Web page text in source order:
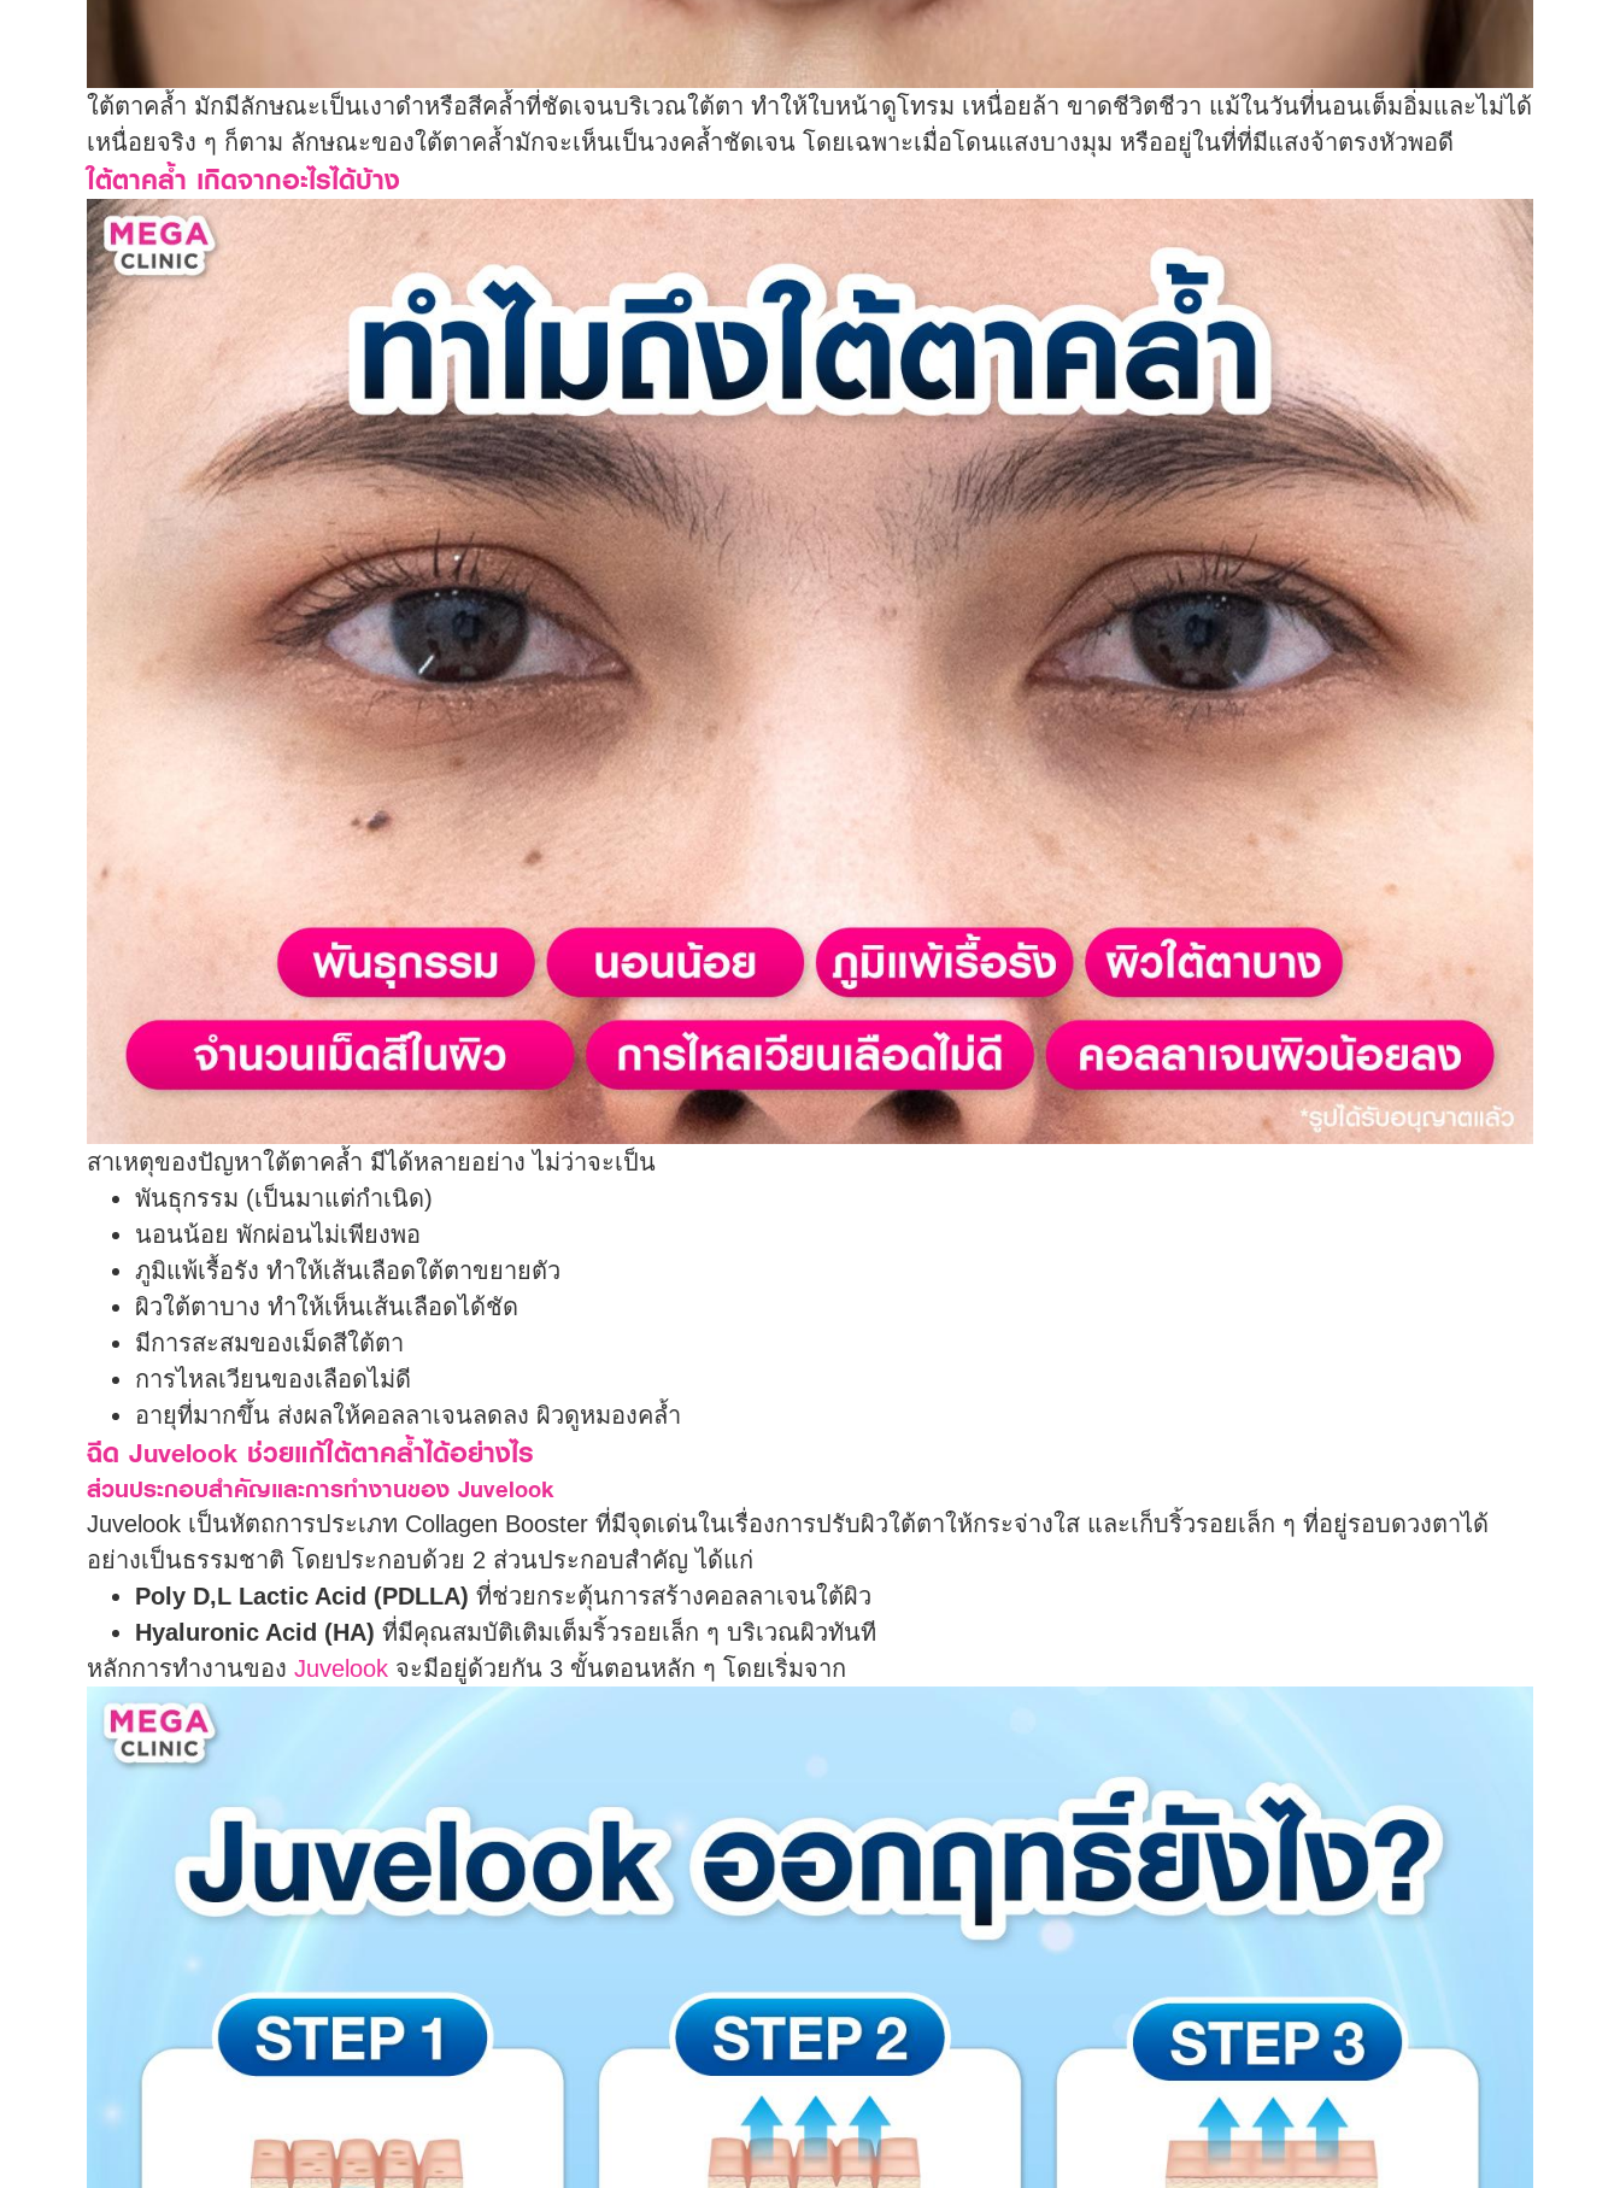
ใต้ตาคล้ำ มักมีลักษณะเป็นเงาดำหรือสีคล้ำที่ชัดเจนบริเวณใต้ตา ทำให้ใบหน้าดูโทรม เหนื่อยล้า ขาดชีวิตชีวา แม้ในวันที่นอนเต็มอิ่มและไม่ได้
เหนื่อยจริง ๆ ก็ตาม ลักษณะของใต้ตาคล้ำมักจะเห็นเป็นวงคล้ำชัดเจน โดยเฉพาะเมื่อโดนแสงบางมุม หรืออยู่ในที่ที่มีแสงจ้าตรงหัวพอดี
ใต้ตาคล้ำ เกิดจากอะไรได้บ้าง
สาเหตุของปัญหาใต้ตาคล้ำ มีได้หลายอย่าง ไม่ว่าจะเป็น
พันธุกรรม (เป็นมาแต่กำเนิด)
นอนน้อย พักผ่อนไม่เพียงพอ
ภูมิแพ้เรื้อรัง ทำให้เส้นเลือดใต้ตาขยายตัว
ผิวใต้ตาบาง ทำให้เห็นเส้นเลือดได้ชัด
มีการสะสมของเม็ดสีใต้ตา
การไหลเวียนของเลือดไม่ดี
อายุที่มากขึ้น ส่งผลให้คอลลาเจนลดลง ผิวดูหมองคล้ำ
ฉีด Juvelook ช่วยแก้ใต้ตาคล้ำได้อย่างไร
ส่วนประกอบสำคัญและการทำงานของ Juvelook
Juvelook เป็นหัตถการประเภท Collagen Booster ที่มีจุดเด่นในเรื่องการปรับผิวใต้ตาให้กระจ่างใส และเก็บริ้วรอยเล็ก ๆ ที่อยู่รอบดวงตาได้
อย่างเป็นธรรมชาติ โดยประกอบด้วย 2 ส่วนประกอบสำคัญ ได้แก่
Poly D,L Lactic Acid (PDLLA) ที่ช่วยกระตุ้นการสร้างคอลลาเจนใต้ผิว
Hyaluronic Acid (HA) ที่มีคุณสมบัติเติมเต็มริ้วรอยเล็ก ๆ บริเวณผิวทันที
หลักการทำงานของ Juvelook จะมีอยู่ด้วยกัน 3 ขั้นตอนหลัก ๆ โดยเริ่มจาก